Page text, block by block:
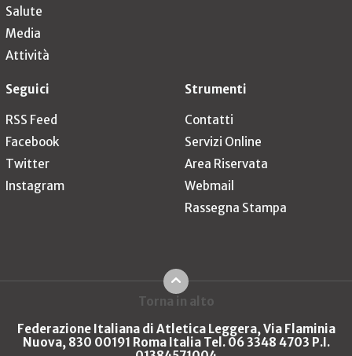
Salute
Media
Attività
Seguici
RSS Feed
Facebook
Twitter
Instagram
Strumenti
Contatti
Servizi Online
Area Riservata
Webmail
Rassegna Stampa
Torna in alto
Federazione Italiana di Atletica Leggera, Via Flaminia
Nuova, 830 00191 Roma Italia Tel. 06 3348 4703 P.I.